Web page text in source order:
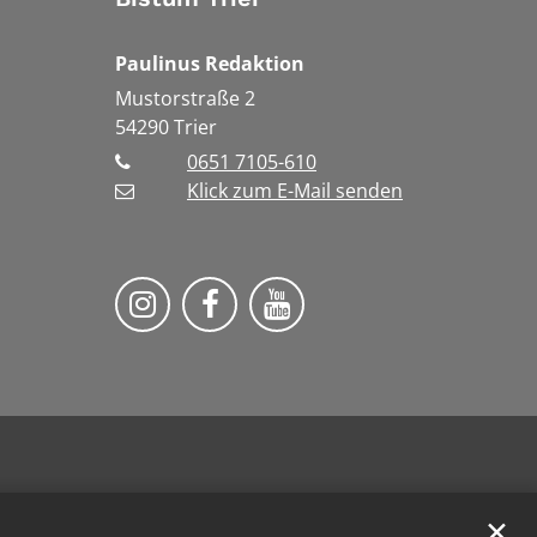
Paulinus Redaktion
Mustorstraße 2
54290Trier
0651 7105-610
Klick zum E-Mail senden
Bistum Trier auf Instragram
Bistum Trier auf Facebook
Bistum Trier auf